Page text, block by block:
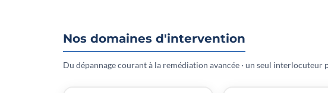
Nos domaines d'intervention
Du dépannage courant à la remédiation avancée · un seul